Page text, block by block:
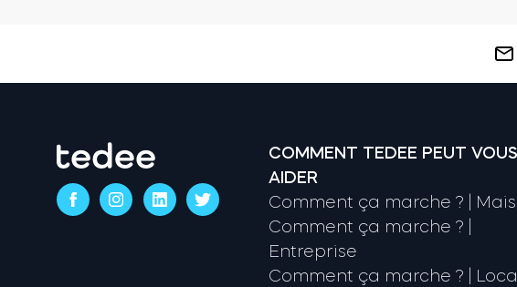
COMMENT TEDEE PEUT VOUS
AIDER
Comment ça marche ? |
Comment ça marche ? |
Entreprise
Comment ça marche ? |